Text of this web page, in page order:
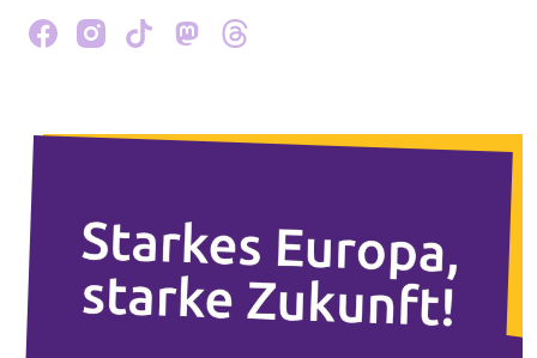
Volt im Stadtrat Dresden
Jetzt Spenden!